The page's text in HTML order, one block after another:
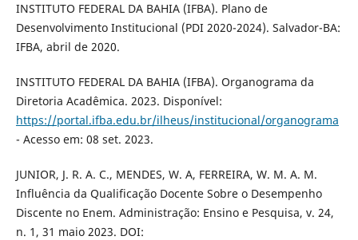
INSTITUTO FEDERAL DA BAHIA (IFBA). Plano de
Desenvolvimento Institucional (PDI 2020-2024). Salvador-BA:
IFBA, abril de 2020.
INSTITUTO FEDERAL DA BAHIA (IFBA). Organograma da
Diretoria Acadêmica. 2023. Disponível:
https://portal.ifba.edu.br/ilheus/institucional/organograma
- Acesso em: 08 set. 2023.
JUNIOR, J. R. A. C., MENDES, W. A, FERREIRA, W. M. A. M.
Influência da Qualificação Docente Sobre o Desempenho
Discente no Enem. Administração: Ensino e Pesquisa, v. 24,
n. 1, 31 maio 2023. DOI: